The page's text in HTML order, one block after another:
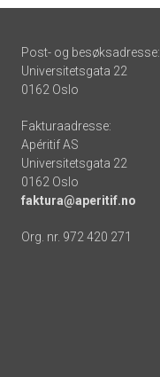
Post- og besøksadresse:
Universitetsgata 22
0162 Oslo
Fakturaadresse:
Apéritif AS
Universitetsgata 22
0162 Oslo
faktura@aperitif.no
Org. nr. 972 420 271